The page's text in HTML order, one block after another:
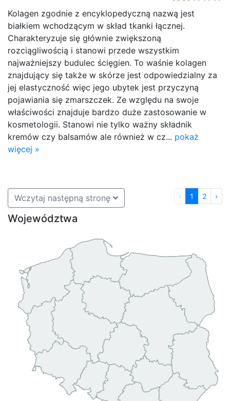
Kolagen zgodnie z encyklopedyczną nazwą jest
białkiem wchodzącym w skład tkanki łącznej.
Charakteryzuje się głównie zwiększoną
rozciągliwością i stanowi przede wszystkim
najważniejszy budulec ścięgien. To waśnie kolagen
znajdujący się także w skórze jest odpowiedzialny za
jej elastyczność więc jego ubytek jest przyczyną
pojawiania się zmarszczek. Ze względu na swoje
właściwości znajduje bardzo duże zastosowanie w
kosmetologii. Stanowi nie tylko ważny składnik
kremów czy balsamów ale również w cz... pokaż
więcej »
Wczytaj następną stronę ‹ 1 2 ›
Województwa